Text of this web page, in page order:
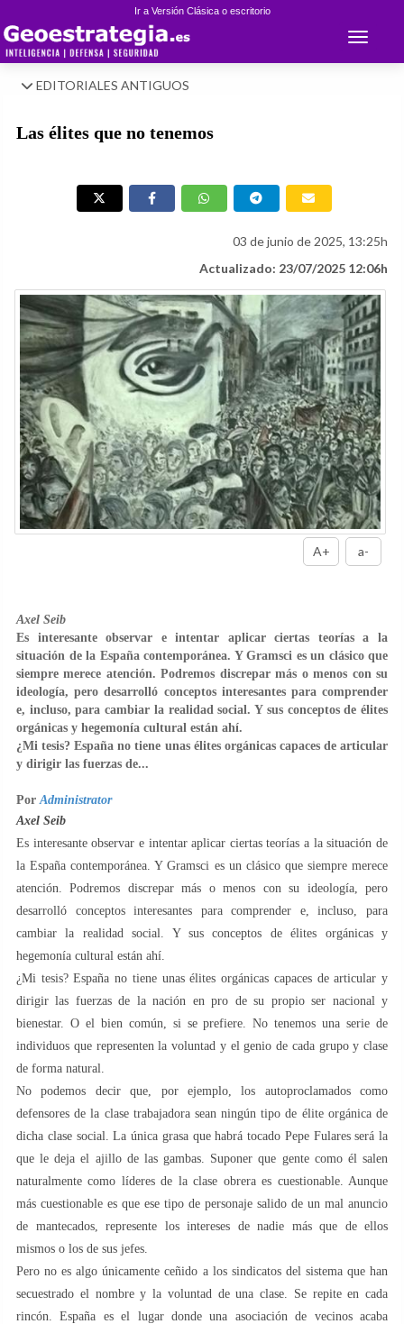
Ir a Versión Clásica o escritorio
Toggle
EDITORIALES ANTIGUOS
Las élites que no tenemos
03 de junio de 2025, 13:25h
Actualizado: 23/07/2025 12:06h
A+ a-
Axel Seib
Es interesante observar e intentar aplicar ciertas teorías a la
situación de la España contemporánea. Y Gramsci es un clásico que
siempre merece atención. Podremos discrepar más o menos con su
ideología, pero desarrolló conceptos interesantes para comprender
e, incluso, para cambiar la realidad social. Y sus conceptos de élites
orgánicas y hegemonía cultural están ahí.
¿Mi tesis? España no tiene unas élites orgánicas capaces de articular
y dirigir las fuerzas de...
Por Administrator
Axel Seib
Es interesante observar e intentar aplicar ciertas teorías a la situación de
la España contemporánea. Y Gramsci es un clásico que siempre merece
atención. Podremos discrepar más o menos con su ideología, pero
desarrolló conceptos interesantes para comprender e, incluso, para
cambiar la realidad social. Y sus conceptos de élites orgánicas y
hegemonía cultural están ahí.
¿Mi tesis? España no tiene unas élites orgánicas capaces de articular y
dirigir las fuerzas de la nación en pro de su propio ser nacional y
bienestar. O el bien común, si se prefiere. No tenemos una serie de
individuos que representen la voluntad y el genio de cada grupo y clase
de forma natural.
No podemos decir que, por ejemplo, los autoproclamados como
defensores de la clase trabajadora sean ningún tipo de élite orgánica de
dicha clase social. La única grasa que habrá tocado Pepe Fulares será la
que le deja el ajillo de las gambas. Suponer que gente como él salen
naturalmente como líderes de la clase obrera es cuestionable. Aunque
más cuestionable es que ese tipo de personaje salido de un mal anuncio
de mantecados, represente los intereses de nadie más que de ellos
mismos o los de sus jefes.
Pero no es algo únicamente ceñido a los sindicatos del sistema que han
secuestrado el nombre y la voluntad de una clase. Se repite en cada
rincón. España es el lugar donde una asociación de vecinos acaba